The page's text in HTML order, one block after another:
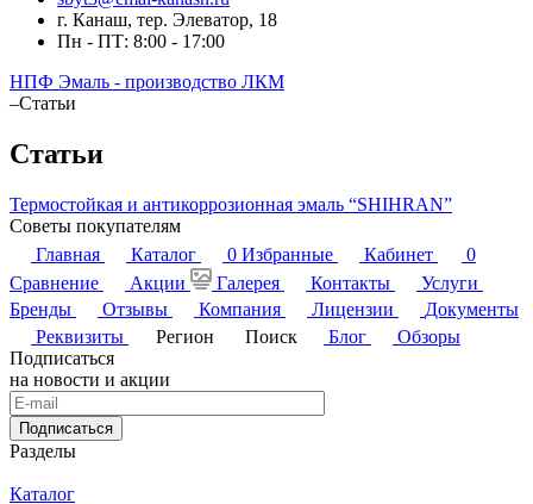
г. Канаш, тер. Элеватор, 18
Пн - ПТ: 8:00 - 17:00
НПФ Эмаль - производство ЛКМ
–Статьи
Статьи
Термостойкая и антикоррозионная эмаль “SHIHRAN”
Советы покупателям
Главная
Каталог 0 Избранные Кабинет
0
Сравнение
Акции Галерея Контакты
Услуги
Бренды
Отзывы Компания Лицензии
Документы
Реквизиты
Регион Поиск Блог
Обзоры
Подписаться
на новости и акции
Подписаться
Разделы
Каталог